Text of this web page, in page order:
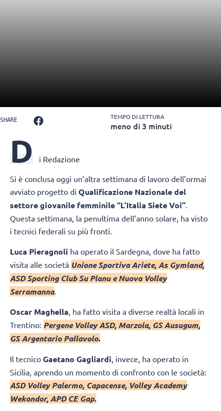
SHARE TEMPO DI LETTURA
meno di 3 minuti
D i Redazione
Si è conclusa oggi un’altra settimana di lavoro dell’ormai
avviato progetto di Qualificazione Nazionale del
settore giovanile femminile “L’Italia Siete Voi”.
Questa settimana, la penultima dell’anno solare, ha visto
i tecnici federali su più fronti.
Luca Pieragnoli ha operato il Sardegna, dove ha fatto
visita alle società Unione Sportiva Ariete, As Gymland,
ASD Sporting Club Su Planu e Nuova Volley
Serramanna.
Oscar Maghella, ha fatto visita a diverse realtà locali in
Trentino: Pergene Volley ASD, Marzola, GS Ausugum,
GS Argentario Pallavolo.
Il tecnico Gaetano Gagliardi , invece, ha operato in
Sicilia, aprendo un momento di confronto con le società:
ASD Volley Palermo, Capacense, Volley Academy
Wekondor, APD CE Gap.